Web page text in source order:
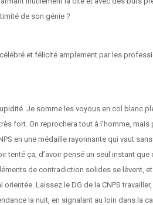
de son génie ?
et félicité amplement par les
Je somme les voyous en col blanc
fort. On reprochera tout à l’homme,
en une médaille rayonnante qui vaut
tenté ça, d’avoir pensé un seul instant
de contradiction solides se lèvent,
Laissez le DG de la CNPS
la nuit, en signalant au loin dans la